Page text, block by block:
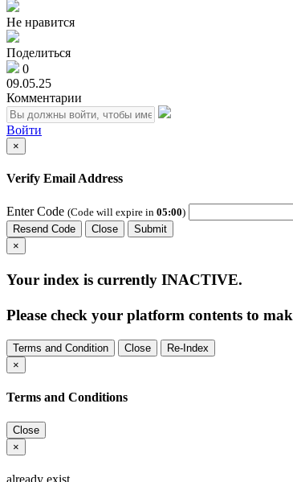
Не нравится
Поделиться
0
09.05.25
Комментарии
Войти
×
Verify Email Address
Enter Code (Code will expire in 05:00)
Resend Code
Close
Submit
×
Your index is currently INACTIVE.
Please check your platform contents to
Terms and Condition Close
Re-Index
×
Terms and Conditions
Close
×